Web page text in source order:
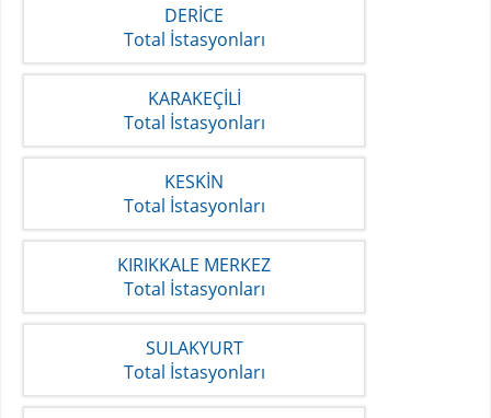
DERİCE
Total İstasyonları
KARAKEÇİLİ
Total İstasyonları
KESKİN
Total İstasyonları
KIRIKKALE MERKEZ
Total İstasyonları
SULAKYURT
Total İstasyonları